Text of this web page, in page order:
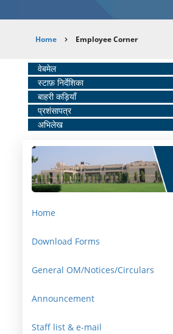
Breadcrumb
Home Employee Corner
Home
Middle
Menu
वेबमेल
स्टाफ़ निर्देशिका
बाहरी कड़ियाँ
प्रशंसापत्र
अभिलेख
Home
Download Forms
General OM/Notices/Circulars
Announcement
Staff list & e-mail